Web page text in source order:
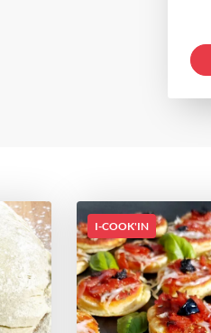
I-COOK'IN